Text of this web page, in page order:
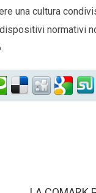
una cultura
normativi